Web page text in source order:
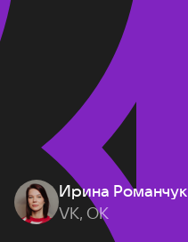
Ирина Романчук
VK, ОК